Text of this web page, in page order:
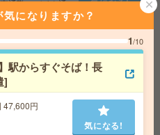
通勤・バイク通
入力メインの事務！@網
10分
気になる!
になりますか？
1/10
駅からすぐそば！長
]
円
気になる!